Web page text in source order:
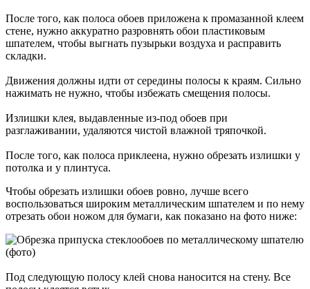
После того, как полоса обоев приложена к промазанной клеем
стене, нужно аккуратно разровнять обои пластиковым
шпателем, чтобы выгнать пузырьки воздуха и расправить
складки.
Движения должны идти от середины полосы к краям. Сильно
нажимать не нужно, чтобы избежать смещения полосы.
Излишки клея, выдавленные из-под обоев при
разглаживании, удаляются чистой влажной тряпочкой.
После того, как полоса приклеена, нужно обрезать излишки у
потолка и у плинтуса.
Чтобы обрезать излишки обоев ровно, лучше всего
воспользоваться широким металлическим шпателем и по нему
отрезать обои ножом для бумаги, как показано на фото ниже:
Под следующую полосу клей снова наносится на стену. Все